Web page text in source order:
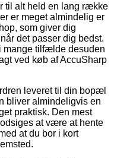
til alt held en lang række
er meget almindelig er
som giver dig
det passer dig bedst.
mange tilfælde desuden
ved køb af AccuSharp
leveret til din bopæl
bliver almindeligvis en
praktisk. Den mest
at være at hente
at du bor i kort